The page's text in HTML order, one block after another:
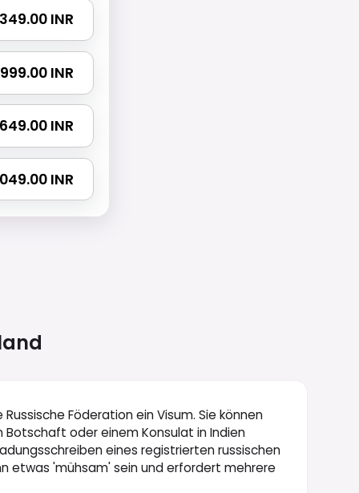
INR
INR
INR
INR
Föderation ein Visum. Sie können
oder einem Konsulat in Indien
eines registrierten russischen
etwas 'mühsam' sein und erfordert mehrere